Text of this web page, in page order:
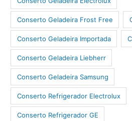
Conserto Geladeira Frost Free
Conserto Geladeira Importada
Conserto Geladeira Liebherr
Conserto Geladeira Samsung
Conserto Refrigerador Electrolux
Conserto Refrigerador GE